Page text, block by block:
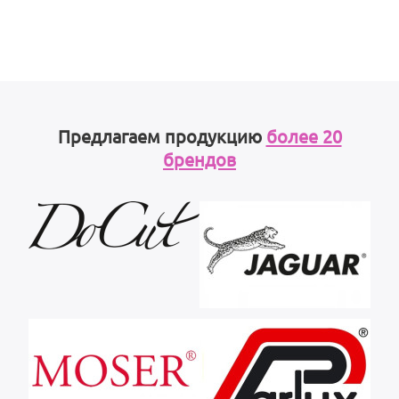
Предлагаем продукцию более 20
брендов